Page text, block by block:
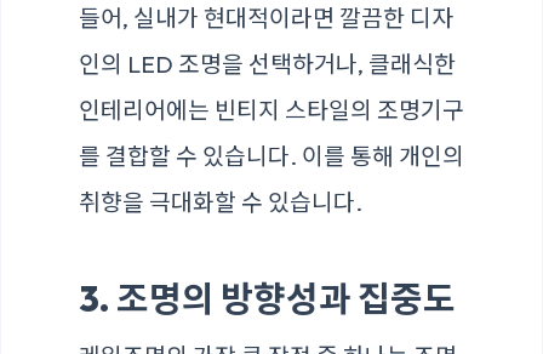
들어, 실내가 현대적이라면 깔끔한 디자
인의 LED 조명을 선택하거나, 클래식한
인테리어에는 빈티지 스타일의 조명기구
를 결합할 수 있습니다. 이를 통해 개인의
취향을 극대화할 수 있습니다.
3. 조명의 방향성과 집중도